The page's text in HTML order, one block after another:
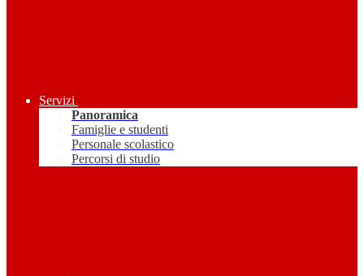
Servizi
Panoramica
Famiglie e studenti
Personale scolastico
Percorsi di studio